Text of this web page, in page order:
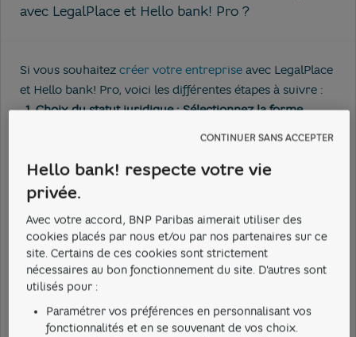
avec LegalPlace et Hello bank! Pro ?
Si vous souhaitez créer votre entreprise avec LegalPlace
et Hello bank! Pro, voici les différentes étapes à suivre :
Choix du statut juridique: Sélectionnez la forme
Rédaction des statuts: LegalPlace génère
automatiquement vos statuts en fonction de vos
Dépôt de capital (pour SASU et EURL uniquement) :
Effectuez le dépôt de votre capital social en ligne avec
l'aide de LegalPlace.
Constitution du dossier d’immatriculation
vous demande tous les documents nécessaires et
soumet votre dossier au greffe.
Hello bank! respecte votre vie
privée.
Avec votre accord, BNP Paribas aimerait utiliser des
cookies placés par nous et/ou par nos partenaires sur ce
site. Certains de ces cookies sont strictement
nécessaires au bon fonctionnement du site. D'autres sont
utilisés pour :
Paramétrer vos préférences en personnalisant vos
fonctionnalités et en se souvenant de vos choix.
CONTINUER SANS ACCEPTER